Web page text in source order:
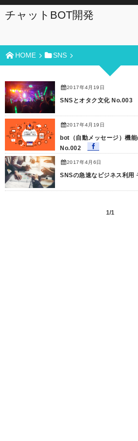
チャットBOT開発
HOME SNS
2017年4月19日
SNSとオタク文化 No.003
2017年4月19日
bot（自動メッセージ）機
No.002
2017年4月6日
SNSの急速なビジネス利用
1/1